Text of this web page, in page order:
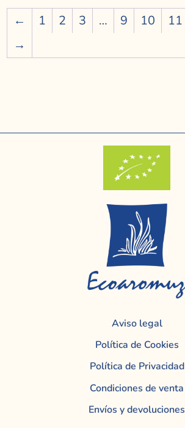
← 1 2 3 … 9 10 11
→
Aviso legal
Política de Cookies
Política de Privacidad
Condiciones de venta
Envíos y devoluciones